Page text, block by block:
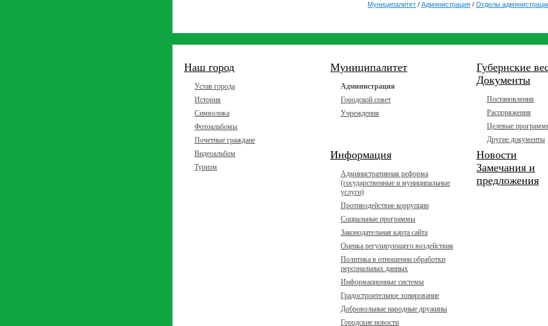
Муниципалитет / Администрация / Отделы
Наш город
Устав города
История
Символика
Фотоальбомы
Почетные граждане
Видеоальбом
Туризм
Муниципалитет
Администрация
Городской совет
Учреждения
Губернские
Документы
Постановления
Распоряжения
Целевые
Другие документы
Информация
Административная реформа
(государственные и муниципальные
услуги)
Противодействие коррупции
Социальные программы
Законодательная карта сайта
Оценка регулирующего воздействия
Политика в отношении обработки
персональных данных
Информационные системы
Градостроительное зонирование
Добровольные народные дружины
Городские новости
Новости
Замечания и
предложения